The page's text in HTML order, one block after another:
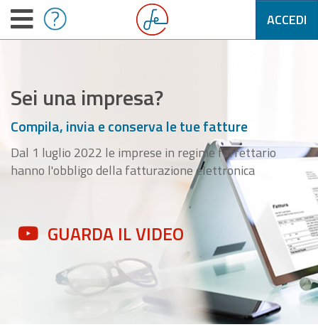
ACCEDI
Sei una impresa?
Compila, invia e conserva le tue fatture
Dal 1 luglio 2022 le imprese in regime forfettario
hanno l'obbligo della fatturazione elettronica
GUARDA IL VIDEO